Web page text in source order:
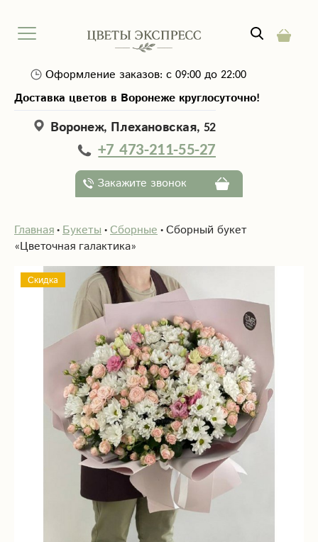
Оформление заказов: с 09:00 до 22:00
Доставка цветов в Воронеже круглосуточно!
Воронеж, Плехановская, 52
+7 473-211-55-27
Закажите звонок
Главная Букеты Сборные Сборный букет
«Цветочная галактика»
Скидка